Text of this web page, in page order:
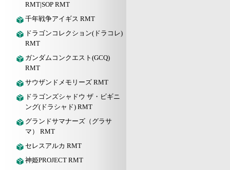
RMT|SOP RMT
千年戦争アイギス RMT
ドラゴンコレクション(ドラコレ)
RMT
ガンダムコンクエスト(GCQ)
RMT
サウザンドメモリーズ RMT
ドラゴンズシャドウ ザ・ビギニ
ング(ドラシャド) RMT
グランドサマナーズ（グラサ
マ） RMT
セレスアルカ RMT
神姫PROJECT RMT